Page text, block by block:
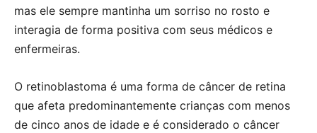
mas ele sempre mantinha um sorriso no rosto e
interagia de forma positiva com seus médicos e
enfermeiras.
O retinoblastoma é uma forma de câncer de retina
que afeta predominantemente crianças com menos
de cinco anos de idade e é considerado o câncer